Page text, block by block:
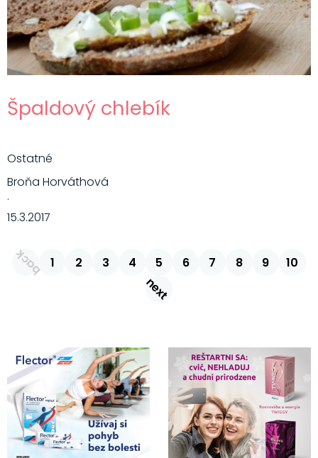
Špaldový chlebík
Ostatné
Broňa Horváthová
·
15.3.2017
back 1 2 3 4 5 6 7 8 9 10
next